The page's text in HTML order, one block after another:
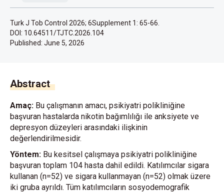
Turk J Tob Control 2026; 6Supplement 1: 65-66.
DOI: 10.64511/TJTC.2026.104
Published: June 5, 2026
Abstract
Amaç: Bu çalışmanın amacı, psikiyatri polikliniğine
başvuran hastalarda nikotin bağımlılığı ile anksiyete ve
depresyon düzeyleri arasındaki ilişkinin
değerlendirilmesidir.
Yöntem: Bu kesitsel çalışmaya psikiyatri polikliniğine
başvuran toplam 104 hasta dahil edildi. Katılımcılar sigara
kullanan (n=52) ve sigara kullanmayan (n=52) olmak üzere
iki gruba ayrıldı. Tüm katılımcıların sosyodemografik